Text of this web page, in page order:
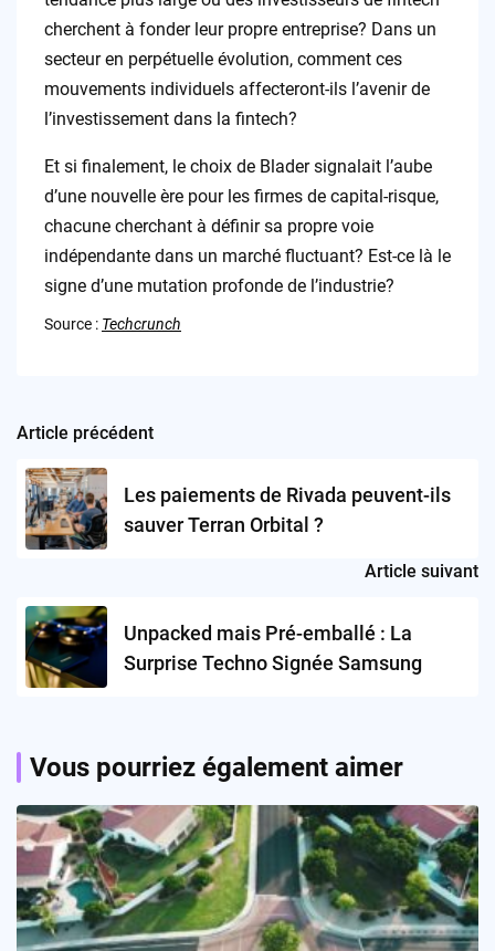
cherchent à fonder leur propre entreprise? Dans un
secteur en perpétuelle évolution, comment ces
mouvements individuels affecteront-ils l’avenir de
l’investissement dans la fintech?
Et si finalement, le choix de Blader signalait l’aube
d’une nouvelle ère pour les firmes de capital-risque,
chacune cherchant à définir sa propre voie
indépendante dans un marché fluctuant? Est-ce là le
signe d’une mutation profonde de l’industrie?
Source : Techcrunch
Post
navigation
Article précédent
Les paiements de Rivada peuvent-ils
sauver Terran Orbital ?
Article suivant
Unpacked mais Pré-emballé : La
Surprise Techno Signée Samsung
Vous pourriez également aimer